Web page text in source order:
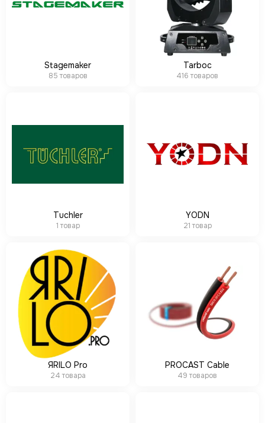
Stagemaker
85 товаров
Tarboc
416 товаров
Tuchler
1 товар
YODN
21 товар
ЯRILO Pro
24 товара
PROCAST Cable
49 товаров